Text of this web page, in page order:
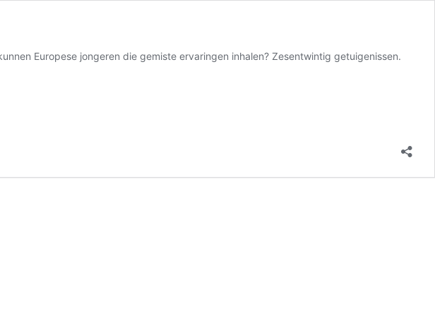
Europese jongeren die gemiste ervaringen inhalen? Zesentwintig getuigenissen.